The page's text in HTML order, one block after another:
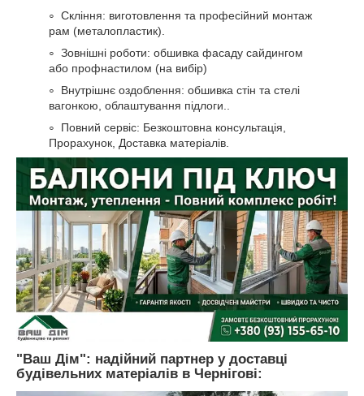
Скління: виготовлення та професійний монтаж
рам (металопластик).
Зовнішні роботи: обшивка фасаду сайдингом
або профнастилом (на вибір)
Внутрішнє оздоблення: обшивка стін та стелі
вагонкою, облаштування підлоги..
Повний сервіс: Безкоштовна консультація,
Прорахунок, Доставка матеріалів.
"Ваш Дім": надійний партнер у доставці
будівельних матеріалів в Чернігові: